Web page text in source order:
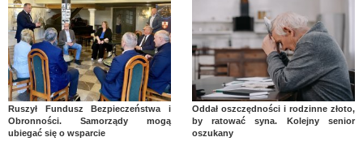
Ruszył Fundusz Bezpieczeństwa i
Obronności. Samorządy mogą
ubiegać się o wsparcie
Oddał oszczędności i rodzinne złoto,
by ratować syna. Kolejny senior
oszukany